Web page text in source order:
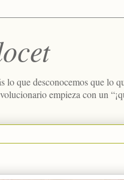
lo que desconocemos que lo
empieza con un